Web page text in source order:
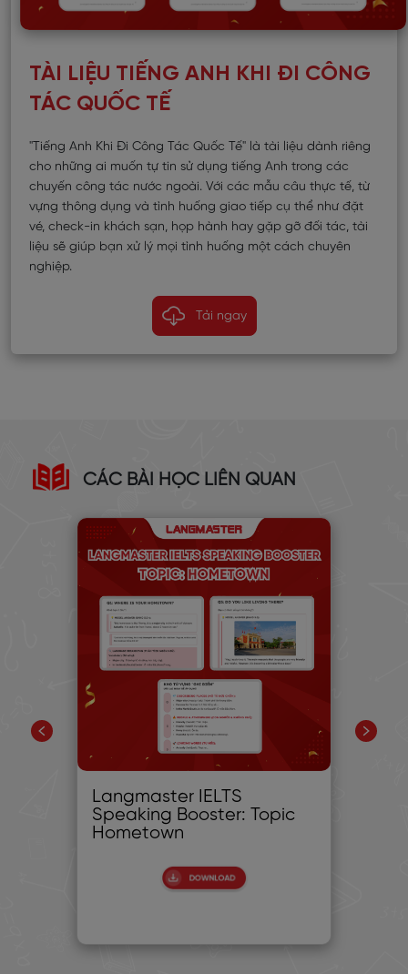
TÀI LIỆU TIẾNG ANH KHI ĐI CÔNG
TÁC QUỐC TẾ
"Tiếng Anh Khi Đi Công Tác Quốc Tế" là tài liệu dành riêng
cho những ai muốn tự tin sử dụng tiếng Anh trong các
chuyến công tác nước ngoài. Với các mẫu câu thực tế, từ
vựng thông dụng và tình huống giao tiếp cụ thể như đặt
vé, check-in khách sạn, họp hành hay gặp gỡ đối tác, tài
liệu sẽ giúp bạn xử lý mọi tình huống một cách chuyên
nghiệp.
Tải ngay
CÁC BÀI HỌC LIÊN QUAN
Langmaster IELTS
Speaking Booster: Topic
Hometown